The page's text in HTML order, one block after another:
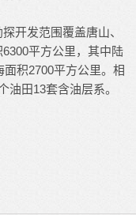
发范围覆盖唐山、
平方公里，其中陆
积2700平方公里。相
油田13套含油层系。